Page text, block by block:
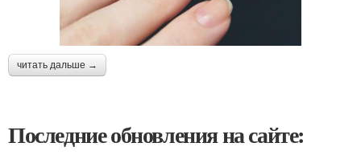
читать дальше →
Последние обновления на сайте: